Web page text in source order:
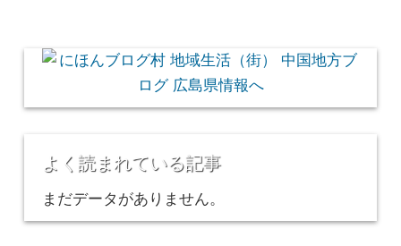
よく読まれている記事
まだデータがありません。